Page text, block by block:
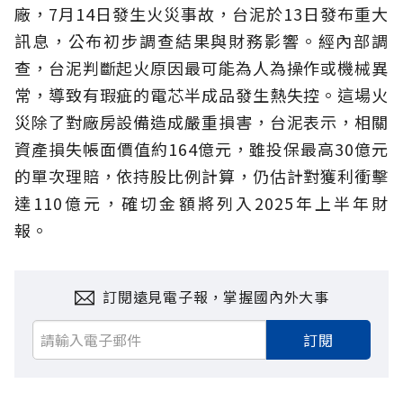
廠，7月14日發生火災事故，台泥於13日發布重大
訊息，公布初步調查結果與財務影響。經內部調
查，台泥判斷起火原因最可能為人為操作或機械異
常，導致有瑕疵的電芯半成品發生熱失控。這場火
災除了對廠房設備造成嚴重損害，台泥表示，相關
資產損失帳面價值約164億元，雖投保最高30億元
的單次理賠，依持股比例計算，仍估計對獲利衝擊
達110億元，確切金額將列入2025年上半年財
報。
訂閱遠見電子報，掌握國內外大事
訂閱